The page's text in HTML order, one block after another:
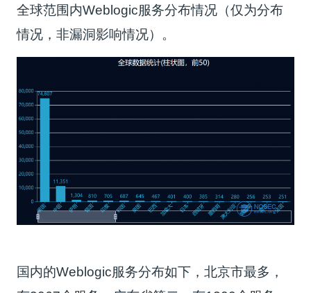
全球范围内Weblogic服务分布情况（仅为分布
情况，非漏洞影响情况）。
国内的Weblogic服务分布如下，北京市最多，